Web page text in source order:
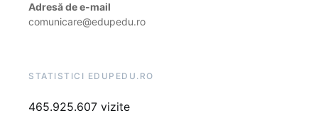
Adresă de e-mail
comunicare@edupedu.ro
STATISTICI EDUPEDU.RO
465.925.607 vizite